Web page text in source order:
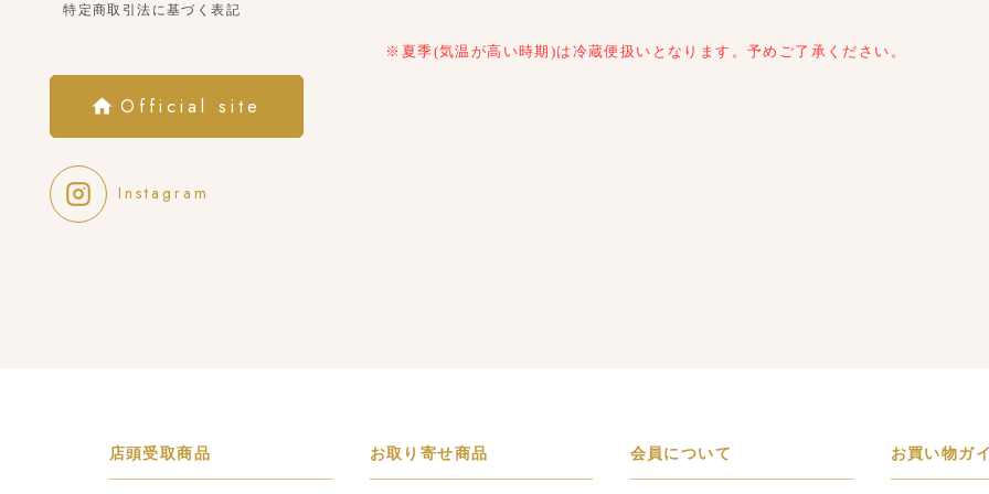
特定商取引法に基づく表記
Official site
Instagram
※夏季(気温が高い時期)は冷蔵便扱いとなります。予めご了承ください。
店頭受取商品 お取り寄せ商品 会員について お買い物ガ